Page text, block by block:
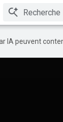
IA peuvent